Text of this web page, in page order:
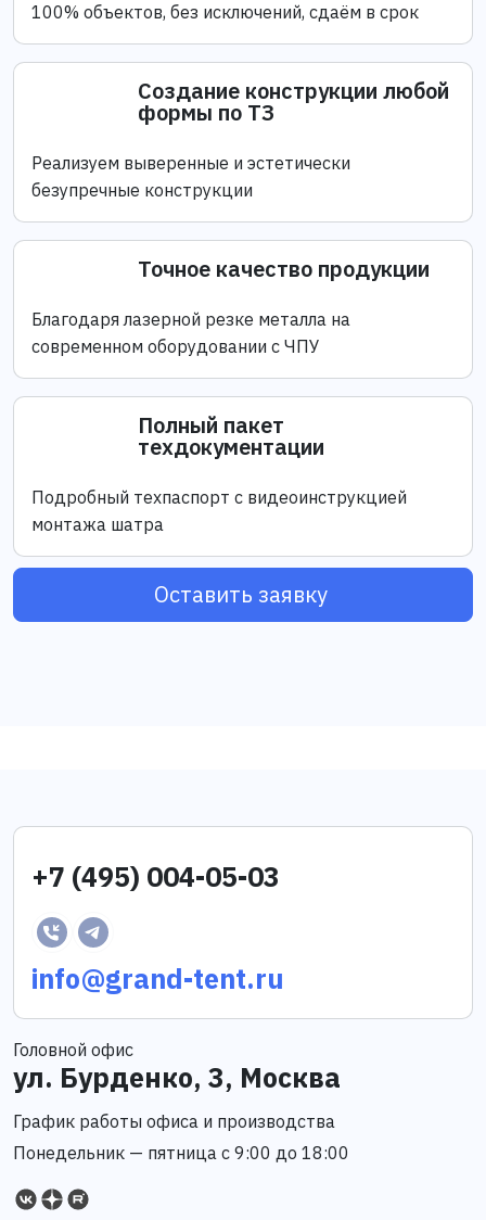
100% объектов, без исключений, сдаём в срок
Создание конструкции любой
формы по ТЗ
Реализуем выверенные и эстетически
безупречные конструкции
Точное качество продукции
Благодаря лазерной резке металла на
современном оборудовании с ЧПУ
Полный пакет
техдокументации
Подробный техпаспорт с видеоинструкцией
монтажа шатра
Оставить заявку
+7 (495) 004-05-03
info@grand-tent.ru
Головной офис
ул. Бурденко, 3, Москва
График работы офиса и производства
Понедельник — пятница с 9:00 до 18:00